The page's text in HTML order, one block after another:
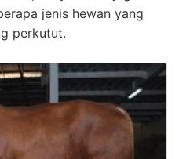
jenis hewan yang
perkutut.